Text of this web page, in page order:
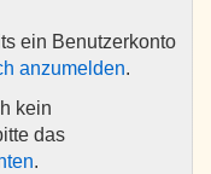
ein Benutzerkonto
anzumelden.
kein
das
.